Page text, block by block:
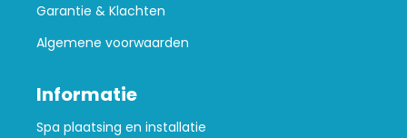
Garantie & Klachten
Algemene voorwaarden
Informatie
Spa plaatsing en installatie